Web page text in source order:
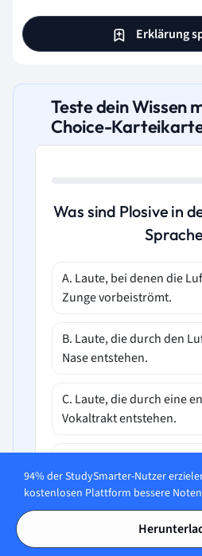
Erklärung
Teste dein Wissen
Choice-
Was sind Plosive in
A. Laute, bei denen die
Zunge vorbeiströmt.
B. Laute, die durch den
Nase entstehen.
C. Laute, die durch eine
Vokaltrakt entstehen.
Verschluss des Luftstroms
stimmhaft oder stimmlos
94% der StudySmarter-Nutzer
kostenlosen Plattform bessere